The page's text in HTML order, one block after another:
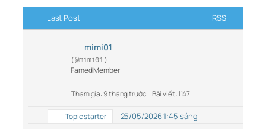
Last Post RSS
mimi01
(@mimi01)
Famed Member
Tham gia: 9 tháng trước Bài viết: 1147
Topic starter 25/05/2026 1:45 sáng